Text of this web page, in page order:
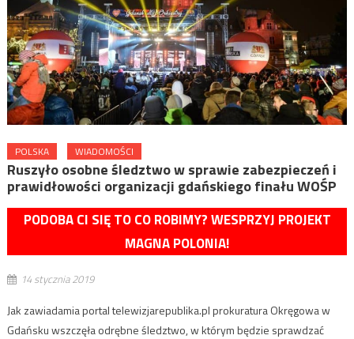
POLSKA WIADOMOŚCI
Ruszyło osobne śledztwo w sprawie zabezpieczeń i
prawidłowości organizacji gdańskiego finału WOŚP
PODOBA CI SIĘ TO CO ROBIMY? WESPRZYJ PROJEKT
MAGNA POLONIA!
14 stycznia 2019
Jak zawiadamia portal telewizjarepublika.pl prokuratura Okręgowa w
Gdańsku wszczęła odrębne śledztwo, w którym będzie sprawdzać